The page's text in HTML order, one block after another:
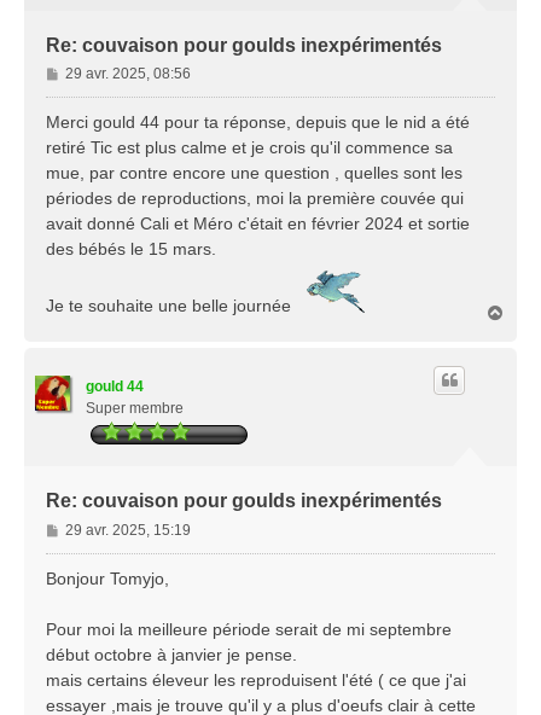
Re: couvaison pour goulds inexpérimentés
M
e
s
g
e
29 avr. 2025, 08:56
Merci gould 44 pour ta réponse, depuis que le nid a été
retiré Tic est plus calme et je crois qu'il commence sa
mue, par contre encore une question , quelles sont les
périodes de reproductions, moi la première couvée qui
avait donné Cali et Méro c'était en février 2024 et sortie
des bébés le 15 mars.
Je te souhaite une belle journée
gould 44
Super membre
Re: couvaison pour goulds inexpérimentés
M
e
s
g
e
29 avr. 2025, 15:19
Bonjour Tomyjo,
Pour moi la meilleure période serait de mi septembre
début octobre à janvier je pense.
mais certains éleveur les reproduisent l'été ( ce que j'ai
essayer ,mais je trouve qu'il y a plus d'oeufs clair à cette